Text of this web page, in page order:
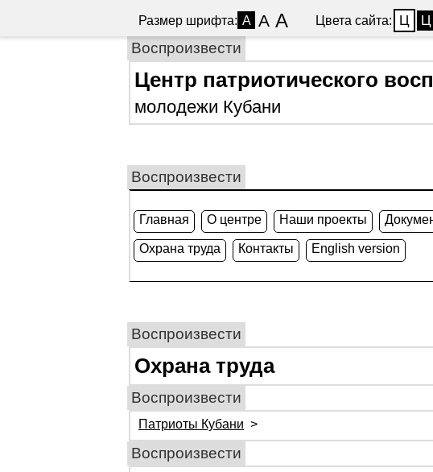
Размер шрифта: A A A Цвета сайта: Ц Ц
Воспроизвести
Центр патриотического
молодежи Кубани
Воспроизвести
Главная О центре Наши проекты
Охрана труда Контакты English version
Воспроизвести
Охрана труда
Воспроизвести
Патриоты Кубани >
Воспроизвести